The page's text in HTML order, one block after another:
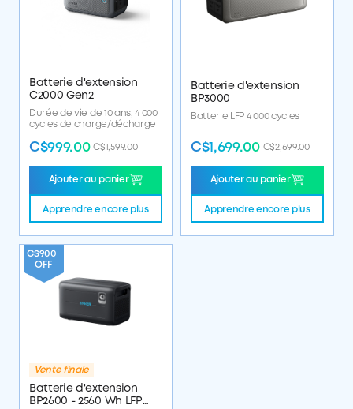
Batterie d'extension
C2000 Gen2
Durée de vie de 10 ans, 4 000
cycles de charge/décharge
C$999.00 C$1,599.00
Ajouter au panier
Apprendre encore plus
Batterie d'extension
BP3000
Batterie LFP 4 000 cycles
C$1,699.00 C$2,699.00
Ajouter au panier
Apprendre encore plus
C$900
OFF
Vente finale
Batterie d'extension
BP2600 - 2560 Wh LFP